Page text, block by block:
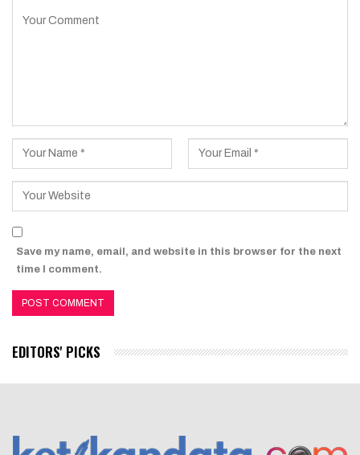
Save my name, email, and website in this browser for the next
time I comment.
EDITORS' PICKS